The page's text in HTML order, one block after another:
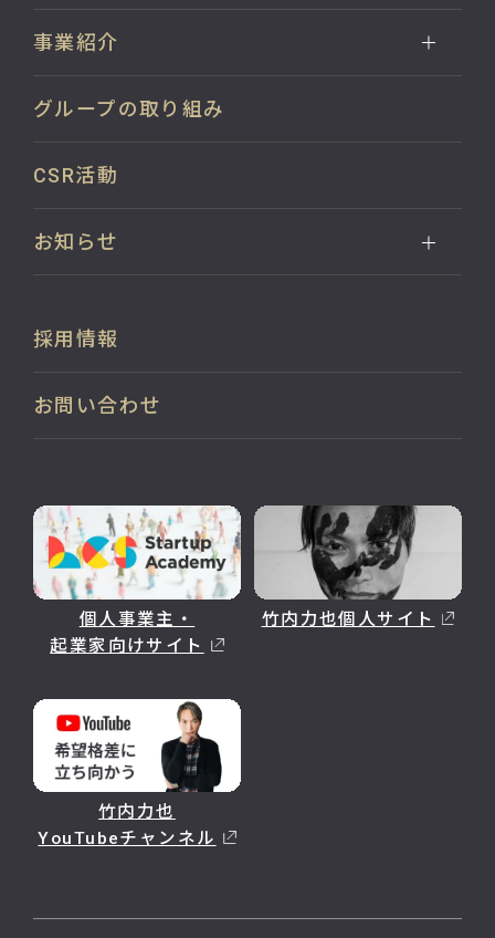
事業紹介
グループの取り組み
CSR活動
お知らせ
採用情報
お問い合わせ
個人事業主・
起業家向けサイト
竹内力也個人サイト
竹内力也
YouTubeチャンネル